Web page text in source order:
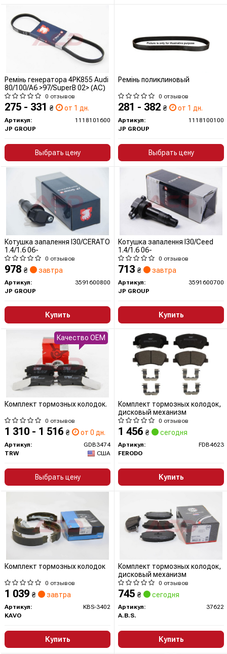
Ремінь генератора 4PK855 Audi
80/100/A6 >97/SuperB 02> (AC)
0 отзывов
275 - 331 ₴ от 1 дн.
Артикул:
1118101600
JP GROUP
Выбрать цену
Ремінь поликлиновый
0 отзывов
281 - 382 ₴ от 1 дн.
Артикул:
1118100100
JP GROUP
Выбрать цену
Котушка запалення I30/CERATO
1.4/1.6 06-
0 отзывов
978 ₴ завтра
Артикул:
3591600800
JP GROUP
Купить
Котушка запалення I30/Ceed
1.4/1.6 06-
0 отзывов
713 ₴ завтра
Артикул:
3591600700
JP GROUP
Купить
Комплект тормозных колодок.
0 отзывов
1 310 - 1 516 ₴ от 0 дн.
Артикул:
GDB3474
TRW
США
Выбрать цену
Качество OEM
Комплект тормозных колодок,
дисковый механизм
0 отзывов
1 456 ₴ сегодня
Артикул:
FDB4623
FERODO
Купить
Комплект тормозных колодок
0 отзывов
1 039 ₴ завтра
Артикул:
KBS-3402
KAVO
Купить
Комплект тормозных колодок,
дисковый механизм
0 отзывов
745 ₴ сегодня
Артикул:
37622
A.B.S.
Купить